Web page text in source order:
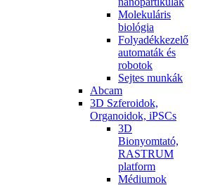
Molekuláris
biológia
Folyadékkezelő
automaták és
robotok
Sejtes munkák
Abcam
3D Szferoidok,
Organoidok, iPSCs
3D
Bionyomtató,
RASTRUM
platform
Médiumok